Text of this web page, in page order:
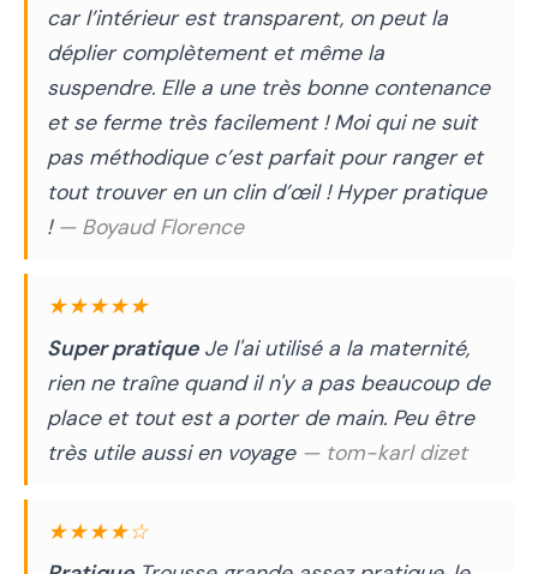
car l’intérieur est transparent, on peut la
déplier complètement et même la
suspendre. Elle a une très bonne contenance
et se ferme très facilement ! Moi qui ne suit
pas méthodique c’est parfait pour ranger et
tout trouver en un clin d’œil ! Hyper pratique
! — Boyaud Florence
★★★★★
Super pratiqueJe l'ai utilisé a la maternité,
rien ne traîne quand il n'y a pas beaucoup de
place et tout est a porter de main. Peu être
très utile aussi en voyage — tom-karl dizet
★★★★☆